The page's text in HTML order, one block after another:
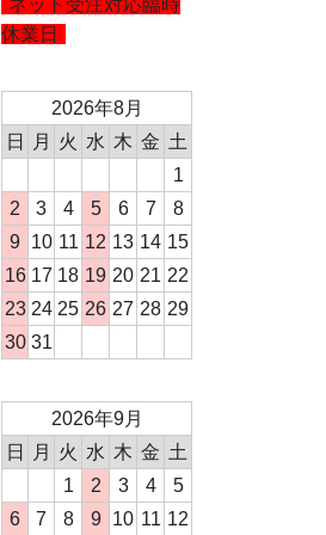
休業日
2026年8月
日
月 火 水 木 金 土
1
2
3 4 5 6 7
8
9 10 11 12 13 14 15
16 17 18 19 20 21 22
23 24 25 26 27 28 29
30 31
2026年9月
日
月 火 水 木 金 土
1
2 3 4
5
6
7 8 9 10 11 12